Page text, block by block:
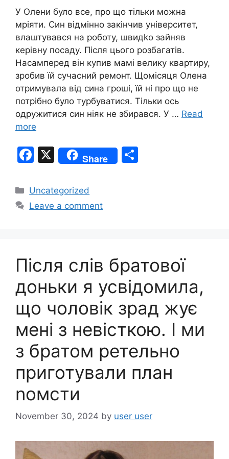
У Олени було все, про що тільки можна
мріяти. Син відмінно закінчив університет,
влаштувався на роботу, швидkо зайняв
керівну посаду. Після цього розбагатів.
Насамперед він купив мамі велику квартиру,
зробив їй сучасний ремонт. Щомісяця Олена
отримувала від сина гроші, їй ні про що не
потрібно було турбуватися. Тільки ось
одружитися син ніяк не збирався. У … Read
more
F
c
e
k
X Share
Categories
Uncategorized
Leave a comment
Після слів братової
доньки я усвідомила,
що чоловік зрад жує
мені з невісткою. І ми
з братом ретельно
приготували план
nомсти
November 30, 2024 by user user